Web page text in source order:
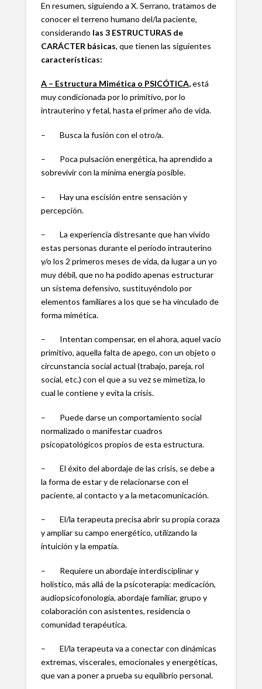
En resumen, siguiendo a X. Serrano, tratamos de
conocer el terreno humano del/la paciente,
considerando las 3 ESTRUCTURAS de
CARÁCTER básicas, que tienen las siguientes
características:
A – Estructura Mimética o PSICÓTICA,está
muy condicionada por lo primitivo, por lo
intrauterino y fetal, hasta el primer año de vida.
– Busca la fusión con el otro/a.
– Poca pulsación energética, ha aprendido a
sobrevivir con la mínima energía posible.
– Hay una escisión entre sensación y
percepción.
– La experiencia distresante que han vivido
estas personas durante el período intrauterino
y/o los 2 primeros meses de vida, da lugar a un yo
muy débil, que no ha podido apenas estructurar
un sistema defensivo, sustituyéndolo por
elementos familiares a los que se ha vinculado de
forma mimética.
– Intentan compensar, en el ahora, aquel vacío
primitivo, aquella falta de apego, con un objeto o
circunstancia social actual (trabajo, pareja, rol
social, etc.) con el que a su vez se mimetiza, lo
cual le contiene y evita la crisis.
– Puede darse un comportamiento social
normalizado o manifestar cuadros
psicopatológicos propios de esta estructura.
– El éxito del abordaje de las crisis, se debe a
la forma de estar y de relacionarse con el
paciente, al contacto y a la metacomunicación.
– El/la terapeuta precisa abrir su propia coraza
y ampliar su campo energético, utilizando la
intuición y la empatía.
– Requiere un abordaje interdisciplinar y
holístico, más allá de la psicoterapia: medicación,
audiopsicofonología, abordaje familiar, grupo y
colaboración con asistentes, residencia o
comunidad terapéutica.
– El/la terapeuta va a conectar con dinámicas
extremas, viscerales, emocionales y energéticas,
que van a poner a prueba su equilibrio personal.